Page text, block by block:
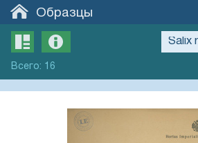
Образцы
Всего: 16